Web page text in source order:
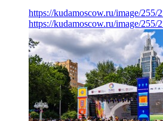
https://kudamoscow.ru/image/255/
https://kudamoscow.ru/image/255/